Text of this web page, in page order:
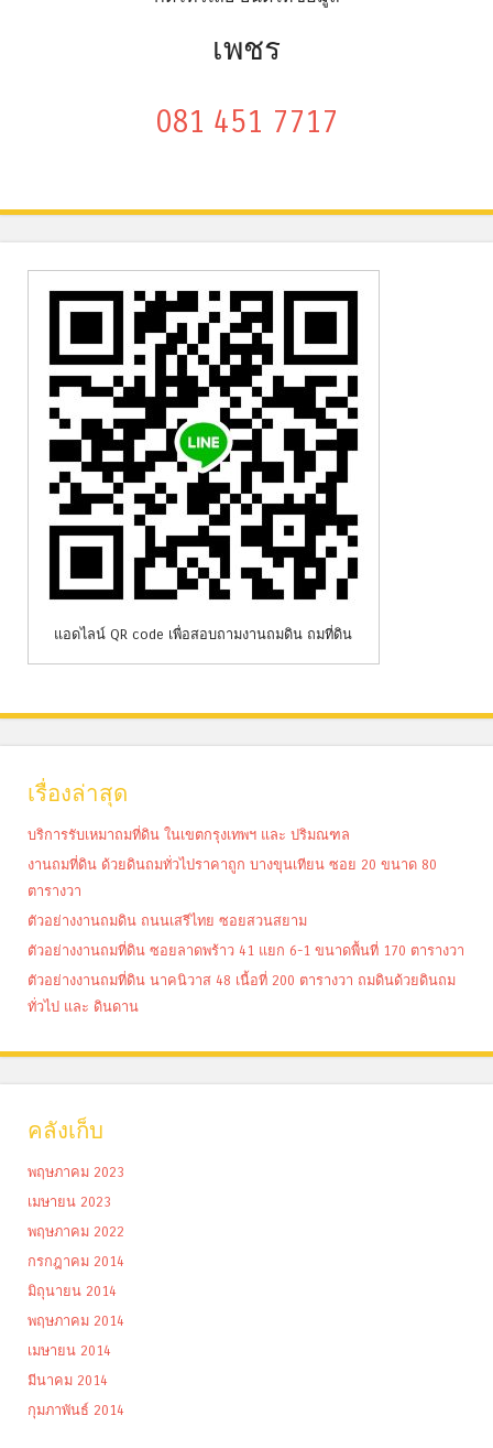
เพชร
081 451 7717
แอดไลน์ QR code เพื่อสอบถามงานถมดิน ถมที่ดิน
เรื่องล่าสุด
บริการรับเหมาถมที่ดิน ในเขตกรุงเทพฯ และ ปริมณฑล
งานถมที่ดิน ด้วยดินถมทั่วไปราคาถูก บางขุนเทียน ซอย 20 ขนาด 80
ตารางวา
ตัวอย่างงานถมดิน ถนนเสรีไทย ซอยสวนสยาม
ตัวอย่างงานถมที่ดิน ซอยลาดพร้าว 41 แยก 6-1 ขนาดพื้นที่ 170 ตารางวา
ตัวอย่างงานถมที่ดิน นาคนิวาส 48 เนื้อที่ 200 ตารางวา ถมดินด้วยดินถม
ทั่วไป และ ดินดาน
คลังเก็บ
พฤษภาคม 2023
เมษายน 2023
พฤษภาคม 2022
กรกฎาคม 2014
มิถุนายน 2014
พฤษภาคม 2014
เมษายน 2014
มีนาคม 2014
กุมภาพันธ์ 2014